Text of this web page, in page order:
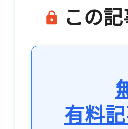
この
有料